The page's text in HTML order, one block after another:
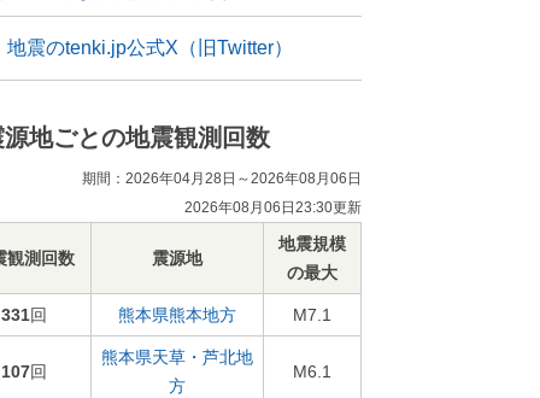
地震のtenki.jp公式X（旧Twitter）
源地ごとの地震観測回数
期間：2026年04月28日～2026年08月06日
2026年08月06日23:30更新
観測回数 震源地
地震規模
の最大
331回 熊本県熊本地方 M7.1
107回
熊本県天草・芦北地
方
M6.1